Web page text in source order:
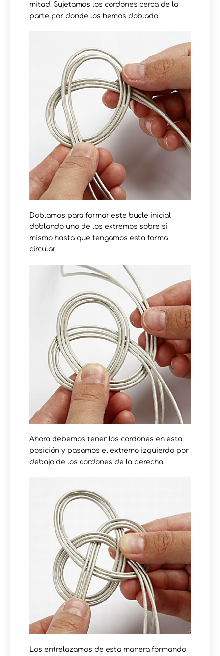
mitad. Sujetamos los cordones cerca de la
parte por donde los hemos doblado.
Doblamos para formar este bucle inicial
doblando uno de los extremos sobre sí
mismo hasta que tengamos esta forma
circular.
Ahora debemos tener los cordones en esta
posición y pasamos el extremo izquierdo por
debajo de los cordones de la derecha.
Los entrelazamos de esta manera formando